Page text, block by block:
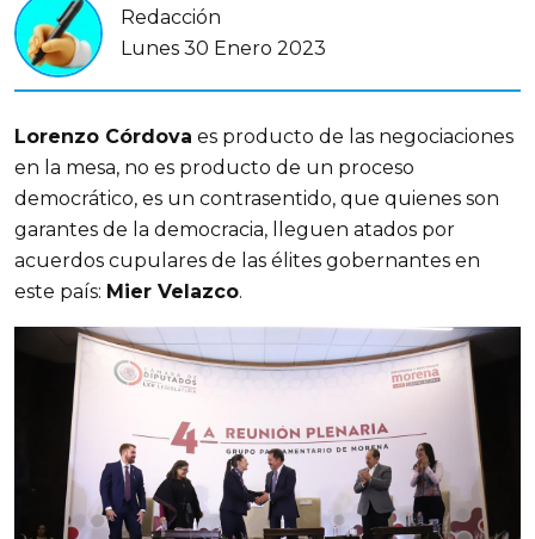
Redacción
Lunes 30 Enero 2023
Lorenzo Córdova es producto de las negociaciones
en la mesa, no es producto de un proceso
democrático, es un contrasentido, que quienes son
garantes de la democracia, lleguen atados por
acuerdos cupulares de las élites gobernantes en
este país: Mier Velazco.